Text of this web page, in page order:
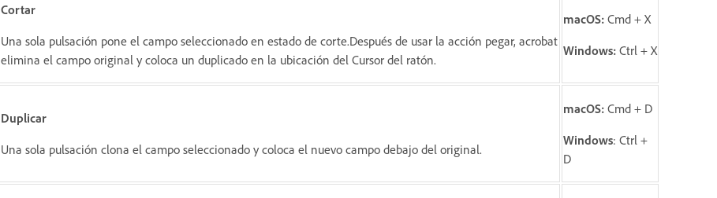
Cortar
Una sola pulsación pone el campo seleccionado en estado de corte.Después de usar la acción pegar, acrobat
elimina el campo original y coloca un duplicado en la ubicación del Cursor del ratón.
macOS: Cmd + X
Windows: Ctrl + X
Duplicar
Una sola pulsación clona el campo seleccionado y coloca el nuevo campo debajo del original.
macOS: Cmd + D
Windows: Ctrl +
D